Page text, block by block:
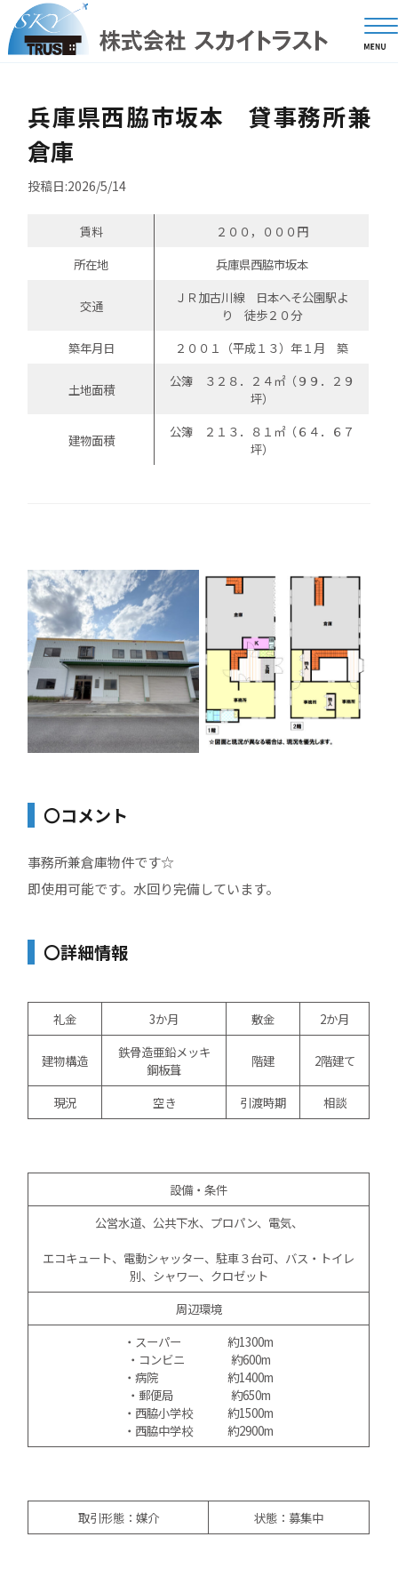
兵庫県西脇市坂本 貸事務所兼
倉庫
投稿日:2026/5/14
賃料
２００，０００円
所在地
兵庫県西脇市坂本
交通
ＪＲ加古川線 日本へそ公園駅よ
り 徒歩２０分
築年月日
２００１（平成１３）年１月 築
土地面積
公簿 ３２８．２４㎡（９９．２９
坪）
建物面積
公簿 ２１３．８１㎡（６４．６７
坪）
〇コメント
事務所兼倉庫物件です☆
即使用可能です。水回り完備しています。
〇詳細情報
礼金 3か月 敷金 2か月
建物構造
鉄骨造亜鉛メッキ
鋼板葺
階建 2階建て
現況 空き 引渡時期 相談
設備・条件
公営水道、公共下水、プロパン、電気、
エコキュート、電動シャッター、駐車３台可、バス・トイレ
別、シャワー、クロゼット
周辺環境
・スーパー 約1300m
・コンビニ 約600m
・病院 約1400m
・郵便局 約650m
・西脇小学校 約1500m
・西脇中学校 約2900m
取引形態：媒介 状態：募集中